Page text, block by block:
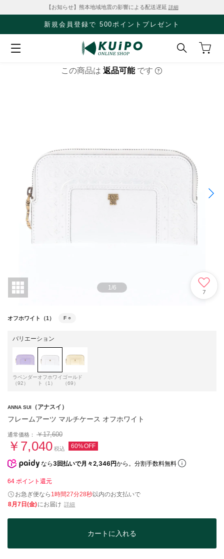
【お知らせ】熊本地域地震の影響による配送遅延 詳細
新規会員登録で 500ポイントプレゼント
この商品は 返品可能 です
1/6
7
オフホワイト（1） F ○
バリエーション
ラベンダー
（92）
オフホワイ
ト（1）
ゴールド
（69）
ANNA SUI （アナスイ）
フレームアーツ マルチケース オフホワイト
通常価格： ￥17,600
￥7,040 税込 60%OFF
なら 3回払いで月々2,346円から。分割手数料無料
64 ポイント還元
お急ぎ便なら 1時間27分28秒以内のお支払いで
8月7日(金)にお届け 詳細
カートに入れる